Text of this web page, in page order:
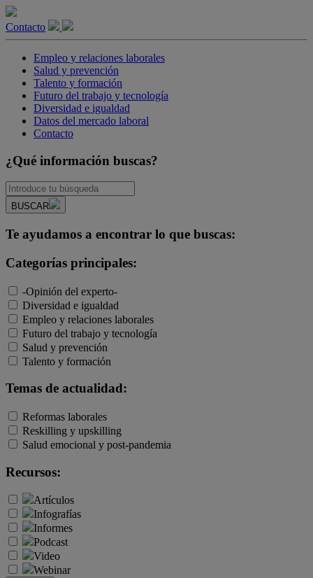
Contacto
Empleo y relaciones laborales
Salud y prevención
Talento y formación
Futuro del trabajo y tecnología
Diversidad e igualdad
Datos del mercado laboral
Contacto
¿Qué información buscas?
BUSCAR
Te ayudamos a encontrar lo que buscas:
Categorías principales:
-Opinión del experto-
Diversidad e igualdad
Empleo y relaciones laborales
Futuro del trabajo y tecnología
Salud y prevención
Talento y formación
Temas de actualidad:
Reformas laborales
Reskilling y upskilling
Salud emocional y post-pandemia
Recursos:
Artículos
Infografías
Informes
Podcast
Video
Webinar